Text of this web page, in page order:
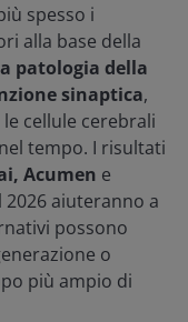
spesso i
alla base della
patologia della
sinaptica,
cellule cerebrali
tempo. I risultati
Acumen e
2026 aiuteranno a
possono
o
più ampio di